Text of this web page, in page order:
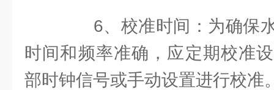
6、校准时间：为确保水
时间和频率准确，应定期校准
部时钟信号或手动设置进行校准